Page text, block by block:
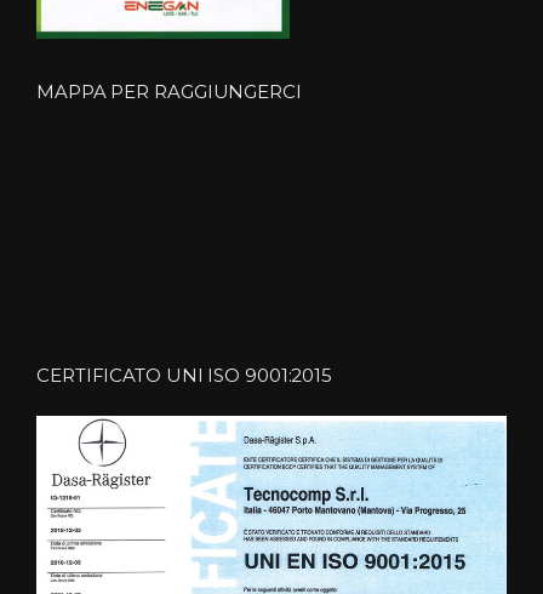
MAPPA PER RAGGIUNGERCI
CERTIFICATO UNI ISO 9001:2015